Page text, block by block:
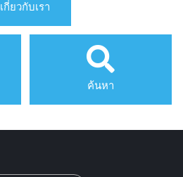
เกี่ยวกับเรา
ค้นหา